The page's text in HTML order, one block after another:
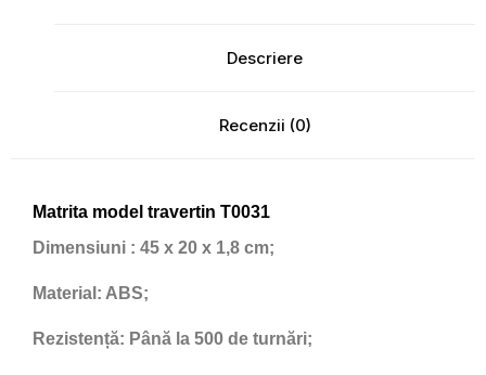
Descriere
Recenzii (0)
Matrita model travertin T0031
Dimensiuni : 45 x 20 x 1,8 cm;
Material: ABS;
Rezistență: Până la 500 de turnări;